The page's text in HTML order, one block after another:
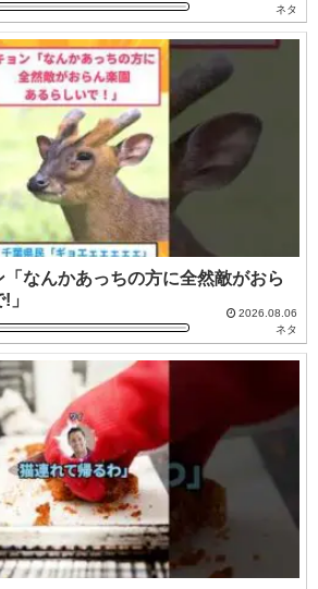
ネタ
「なんかあっちの方に全然敵がおら
」
2026.08.06
ネタ